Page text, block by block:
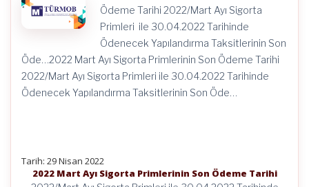
Ödeme Tarihi 2022/Mart Ayı Sigorta
Primleri ile 30.04.2022 Tarihinde
Ödenecek Yapılandırma Taksitlerinin Son
Öde…2022 Mart Ayı Sigorta Primlerinin Son Ödeme Tarihi
2022/Mart Ayı Sigorta Primleri ile 30.04.2022 Tarihinde
Ödenecek Yapılandırma Taksitlerinin Son Öde…
Tarih: 29 Nisan 2022
2022 Mart Ayı Sigorta Primlerinin Son Ödeme Tarihi